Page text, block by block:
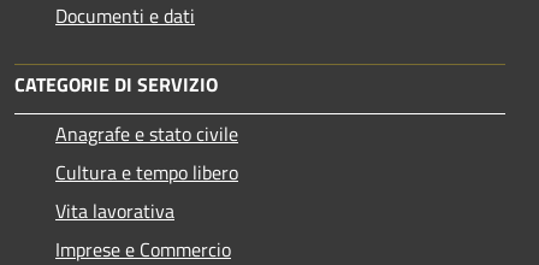
Documenti e dati
CATEGORIE DI SERVIZIO
Anagrafe e stato civile
Cultura e tempo libero
Vita lavorativa
Imprese e Commercio